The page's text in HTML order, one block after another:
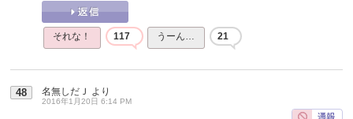
それな！ 117 うーん… 21
48 名無しだＪ より
2016年1月20日 6:14 PM